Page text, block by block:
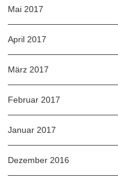
Mai 2017
April 2017
März 2017
Februar 2017
Januar 2017
Dezember 2016